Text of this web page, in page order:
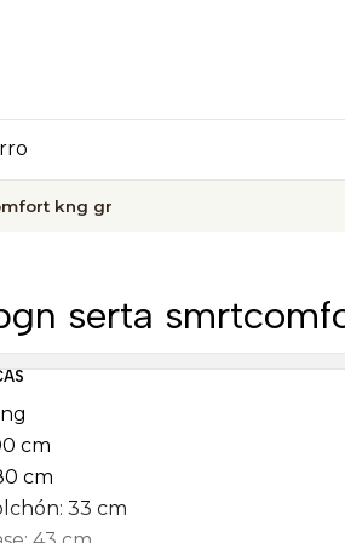
kng gr
serta
cm
cm
33 cm